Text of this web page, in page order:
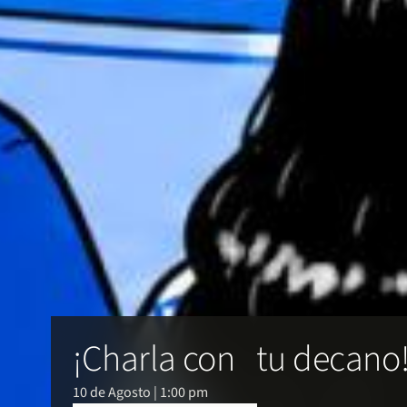
¡Charla con tu
10 de Agosto | 1:00 pm